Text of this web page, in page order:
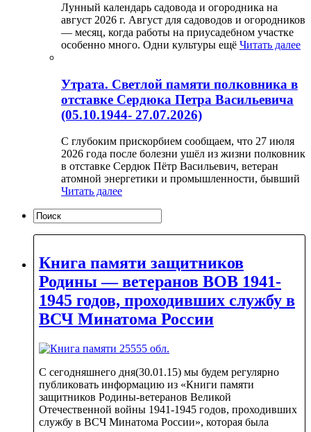
Лунный календарь садовода и огородника на
август 2026 г. Август для садоводов и огородников
— месяц, когда работы на приусадебном участке
особенно много. Одни культуры ещё Читать далее
Утрата. Светлой памяти полковника в
отставке Сердюка Петра Васильевича
(05.10.1944- 27.07.2026)
С глубоким прискорбием сообщаем, что 27 июля
2026 года после болезни ушёл из жизни полковник
в отставке Сердюк Пётр Васильевич, ветеран
атомной энергетики и промышленности, бывший
Читать далее
Книга памяти защитников
Родины — ветеранов ВОВ 1941-
1945 годов, проходивших службу в
ВСЧ Минатома России
С сегодняшнего дня(30.01.15) мы будем регулярно
публиковать информацию из «Книги памяти
защитников Родины-ветеранов Великой
Отечественной войны 1941-1945 годов, проходивших
службу в ВСЧ Минатома России», которая была